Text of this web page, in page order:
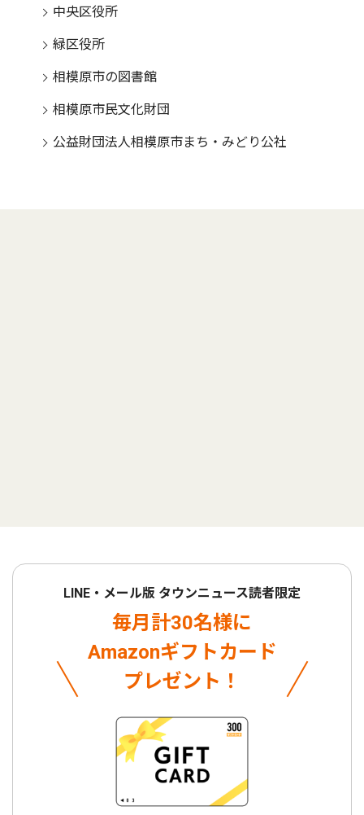
中央区役所
緑区役所
相模原市の図書館
相模原市民文化財団
公益財団法人相模原市まち・みどり公社
LINE・メール版 タウンニュース読者限定
毎月計30名様に
Amazonギフトカード
プレゼント！